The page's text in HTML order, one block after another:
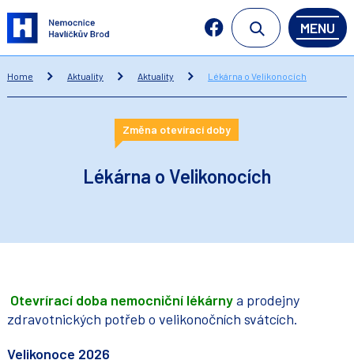
MENU
Home Aktuality Aktuality Lékárna o Velikonocích
Změna otevírací doby
Lékárna o Velikonocích
Otevrírací doba nemocniční lékárnya prodejny
zdravotnických potřeb o velikonočních svátcích.
Velikonoce 2026